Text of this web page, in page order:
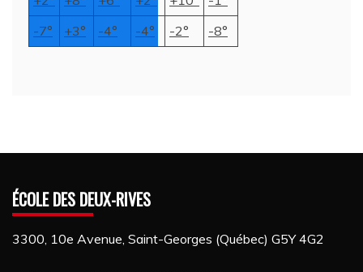
-7°
+3° -4° -4° -2° -8°
ÉCOLE DES DEUX-RIVES
3300, 10e Avenue, Saint-Georges (Québec) G5Y 4G2